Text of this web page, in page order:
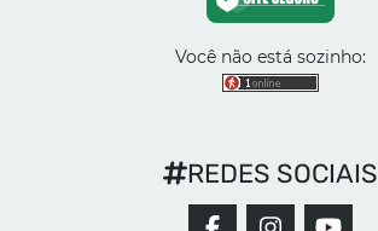
Você não está sozinho:
REDES SOCIAIS